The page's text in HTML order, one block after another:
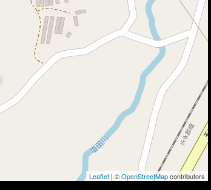
Leaflet | ©OpenStreetMapcontributors